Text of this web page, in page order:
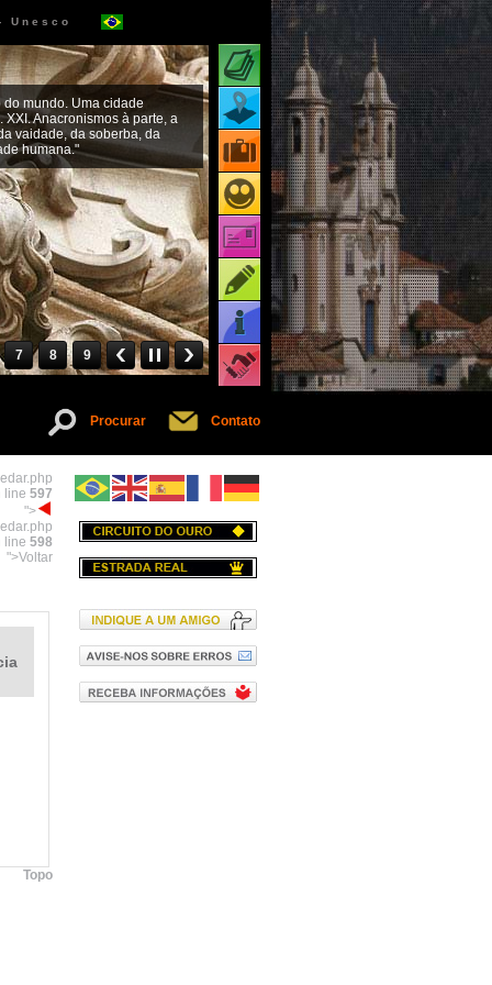
Unesco
mundo. Uma cidade
Anacronismos à parte, a
vaidade, da soberba, da
humana."
7 8 9
Atrações turísticas
Mapa de atrações
Pacotes turísticos
Receptivos turísticos
Cartões virtuais
Dicas
Informações
Serviços
Procurar Contato
line 597
">
line 598
">Voltar
Topo